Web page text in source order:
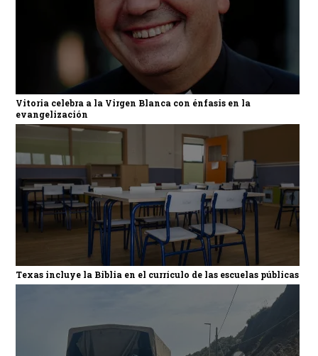
Vitoria celebra a la Virgen Blanca con énfasis en la
evangelización
Texas incluye la Biblia en el currículo de las escuelas públicas